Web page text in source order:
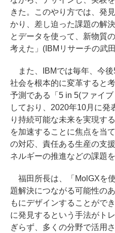
きた。このやり方では、発
かり、差し迫った課題の解
とデータを使って、新物質
考えた」(IBMリサーチの武
また、IBMでは毎年、今後
社会を根本的に変革すると
予測である「5 in 5(ファイ
しており、2020年10月に発
り持続可能な未来を実現す
を加速することに焦点を当
の対応、責任ある生産の支
ネルギーの推進などの課題
福田所長は、「MolGXを
題解決につながる可能性の
もにデザインすることがで
に発見するという手法がト
ぎらず、多くの分野で活用